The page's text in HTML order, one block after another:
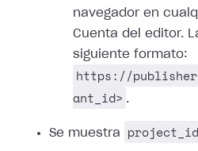
navegador en
Cuenta del editor.
siguiente formato:
https://
ant_id> .
Se muestra project_id